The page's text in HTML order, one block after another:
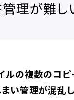
理が難し
ルの複数のコ
まい管理が混乱